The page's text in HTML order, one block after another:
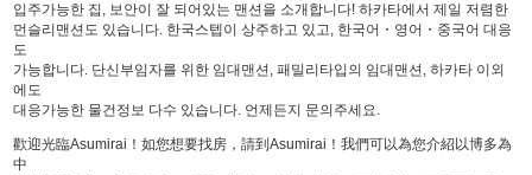
입주가능한 집, 보안이 잘 되어있는 맨션을 소개합니다! 하카타에서 제일 저렴한
먼슬리맨션도 있습니다. 한국스텝이 상주하고 있고, 한국어・영어・중국어 대응
도
가능합니다. 단신부임자를 위한 임대맨션, 패밀리타입의 임대맨션, 하카타 이외
에도
대응가능한 물건정보 다수 있습니다. 언제든지 문의주세요.
歡迎光臨Asumirai！如您想要找房，請到Asumirai！我們可以為您介紹以博多為
中